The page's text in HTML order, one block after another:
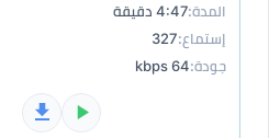
المدة:4:47 دقيقة
إستماع:327
جودة:64 kbps